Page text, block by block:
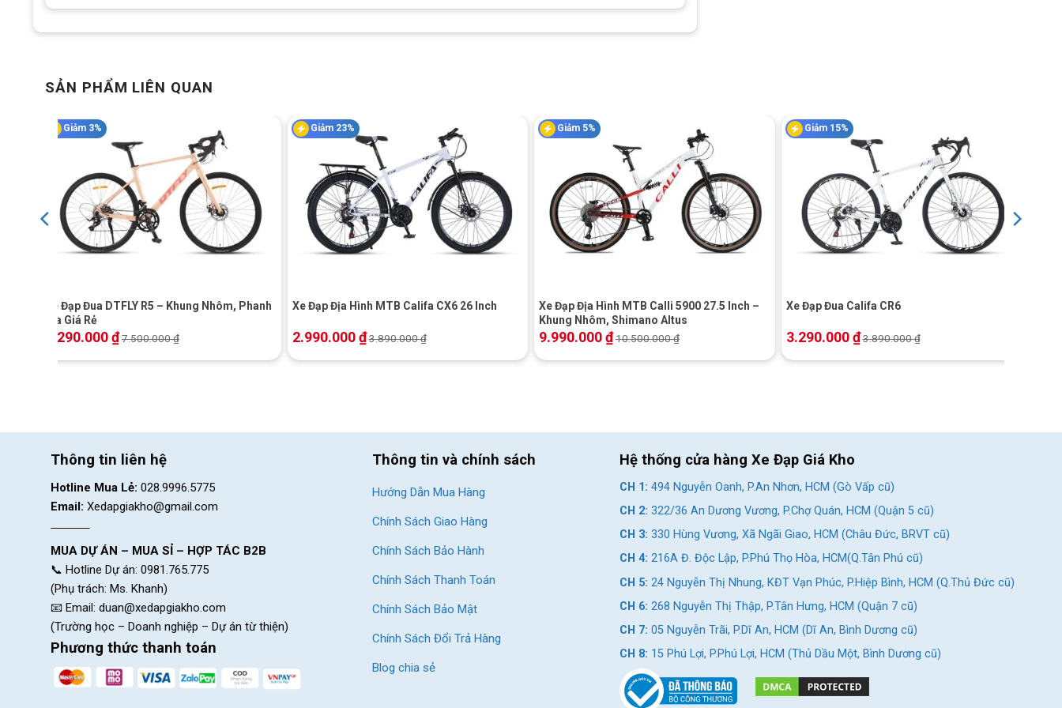
SẢN PHẨM LIÊN QUAN
Giảm 3%
Xe Đạp Đua DTFLY R5 – Khung Nhôm, Phanh
Đĩa Giá Rẻ
7.290.000₫7.500.000₫
Giảm 23%
Xe Đạp Địa Hình MTB Califa CX6 26 Inch
2.990.000₫3.890.000₫
Giảm 5%
Xe Đạp Địa Hình MTB Calli 5900 27.5 Inch –
Khung Nhôm, Shimano Altus
9.990.000₫10.500.000₫
Giảm 15%
Xe Đạp Đua Califa CR6
3.290.000₫3.890.000₫
Thông tin liên hệ
Hotline Mua Lẻ: 028.9996.5775
Email: Xedapgiakho@gmail.com
MUA DỰ ÁN – MUA SỈ – HỢP TÁC B2B
📞 Hotline Dự án: 0981.765.775
(Phụ trách: Ms. Khanh)
📧 Email: duan@xedapgiakho.com
(Trường học – Doanh nghiệp – Dự án từ thiện)
Phương thức thanh toán
Thông tin và chính sách
Hướng Dẫn Mua Hàng
Chính Sách Giao Hàng
Chính Sách Bảo Hành
Chính Sách Thanh Toán
Chính Sách Bảo Mật
Chính Sách Đổi Trả Hàng
Blog chia sẻ
Hệ thống cửa hàng Xe Đạp Giá Kho
CH 1: 494 Nguyễn Oanh, P.An Nhơn, HCM (Gò Vấp cũ)
CH 2: 322/36 An Dương Vương, P.Chợ Quán, HCM (Quận 5 cũ)
CH 3: 330 Hùng Vương, Xã Ngãi Giao, HCM (Châu Đức, BRVT cũ)
CH 4: 216A Đ. Độc Lập, P.Phú Thọ Hòa, HCM(Q.Tân Phú cũ)
CH 5: 24 Nguyễn Thị Nhung, KĐT Vạn Phúc, P.Hiệp Bình, HCM (Q.Thủ Đức cũ)
CH 6: 268 Nguyễn Thị Thập, P.Tân Hưng, HCM (Quận 7 cũ)
CH 7: 05 Nguyễn Trãi, P.Dĩ An, HCM (Dĩ An, Bình Dương cũ)
CH 8: 15 Phú Lợi, P.Phú Lợi, HCM (Thủ Dầu Một, Bình Dương cũ)